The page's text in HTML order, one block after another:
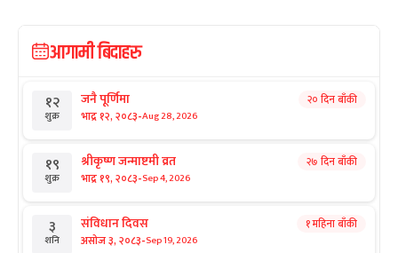
आगामी बिदाहरु
१२
शुक्र
जनै पूर्णिमा
भाद्र १२, २०८३-Aug 28, 2026
२० दिन बाँकी
१९
शुक्र
श्रीकृष्ण जन्माष्टमी व्रत
भाद्र १९, २०८३-Sep 4, 2026
२७ दिन बाँकी
३
शनि
संविधान दिवस
असोज ३, २०८३-Sep 19, 2026
१ महिना बाँकी